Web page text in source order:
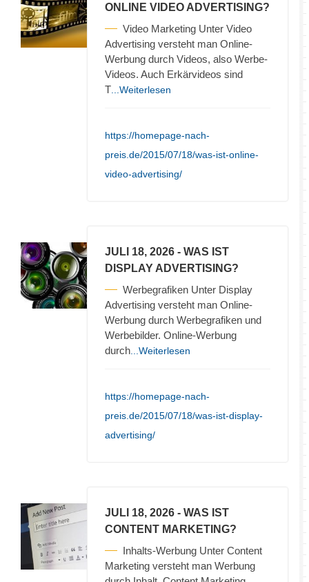
ONLINE VIDEO ADVERTISING?
Video Marketing Unter Video
Advertising versteht man Online-
Werbung durch Videos, also Werbe-
Videos. Auch Erkärvideos sind
T ...Weiterlesen
https://homepage-nach-
preis.de/2015/07/18/was-ist-online-
video-advertising/
JULI 18, 2026 - WAS IST
DISPLAY ADVERTISING?
Werbegrafiken Unter Display
Advertising versteht man Online-
Werbung durch Werbegrafiken und
Werbebilder. Online-Werbung
durch ...Weiterlesen
https://homepage-nach-
preis.de/2015/07/18/was-ist-display-
advertising/
JULI 18, 2026 - WAS IST
CONTENT MARKETING?
Inhalts-Werbung Unter Content
Marketing versteht man Werbung